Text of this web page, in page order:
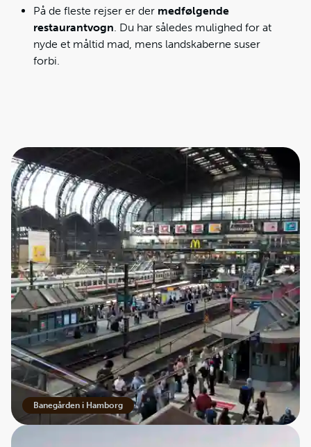
På de fleste rejser er der medfølgende
restaurantvogn. Du har således mulighed for at
nyde et måltid mad, mens landskaberne suser
forbi.
Banegården i Hamborg